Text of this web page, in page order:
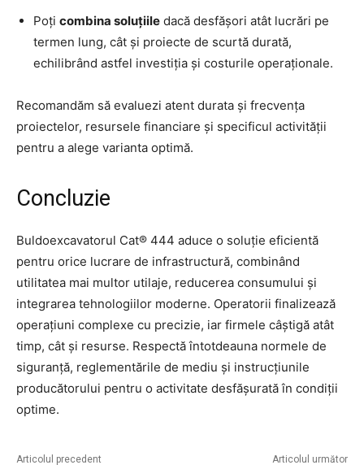
Poți combina soluțiile dacă desfășori atât lucrări pe
termen lung, cât și proiecte de scurtă durată,
echilibrând astfel investiția și costurile operaționale.
Recomandăm să evaluezi atent durata și frecvența
proiectelor, resursele financiare și specificul activității
pentru a alege varianta optimă.
Concluzie
Buldoexcavatorul Cat® 444 aduce o soluție eficientă
pentru orice lucrare de infrastructură, combinând
utilitatea mai multor utilaje, reducerea consumului și
integrarea tehnologiilor moderne. Operatorii finalizează
operațiuni complexe cu precizie, iar firmele câștigă atât
timp, cât și resurse. Respectă întotdeauna normele de
siguranță, reglementările de mediu și instrucțiunile
producătorului pentru o activitate desfășurată în condiții
optime.
Articolul precedent Articolul următor